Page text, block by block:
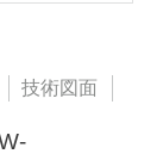
技術図面